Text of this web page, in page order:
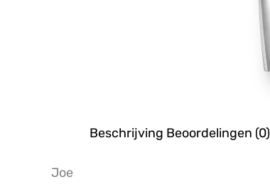
Beschrijving Beoordelingen (0)
Joe